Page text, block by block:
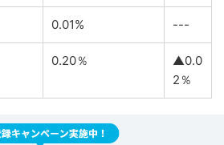
0.01% ---
0.20％
▲0.0
2％